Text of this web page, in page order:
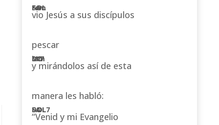
vio Jesús a sus discípulos
pescar
y mirándolos así de esta
manera les habló:
“Venid y mi Evangelio